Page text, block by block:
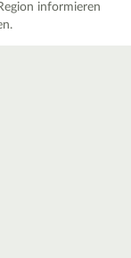
informieren